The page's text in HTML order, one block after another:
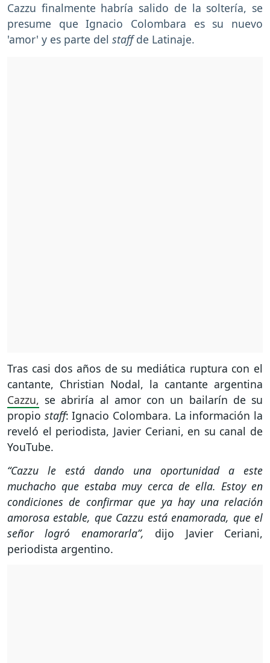
Cazzu finalmente habría salido de la soltería, se
presume que Ignacio Colombara es su nuevo
'amor' y es parte del staffde Latinaje.
Tras casi dos años de su mediática ruptura con el
cantante, Christian Nodal, la cantante argentina
Cazzu, se abriría al amor con un bailarín de su
propio staff: Ignacio Colombara. La información la
reveló el periodista, Javier Ceriani, en su canal de
YouTube.
“Cazzu le está dando una oportunidad a este
muchacho que estaba muy cerca de ella. Estoy en
condiciones de confirmar que ya hay una relación
amorosa estable, que Cazzu está enamorada, que el
señor logró enamorarla”, dijo Javier Ceriani,
periodista argentino.